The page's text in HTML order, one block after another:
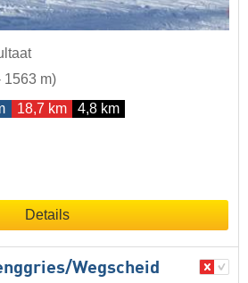
1563 m)
18,7 km 4,8 km
Details
​Wegscheid